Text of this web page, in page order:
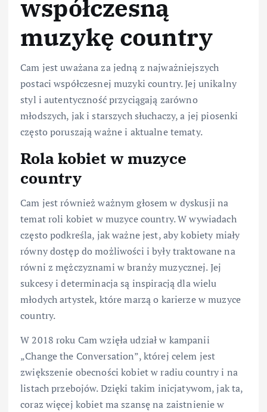
współczesną
muzykę country
Cam jest uważana za jedną z najważniejszych
postaci współczesnej muzyki country. Jej unikalny
styl i autentyczność przyciągają zarówno
młodszych, jak i starszych słuchaczy, a jej piosenki
często poruszają ważne i aktualne tematy.
Rola kobiet w muzyce
country
Cam jest również ważnym głosem w dyskusji na
temat roli kobiet w muzyce country. W wywiadach
często podkreśla, jak ważne jest, aby kobiety miały
równy dostęp do możliwości i były traktowane na
równi z mężczyznami w branży muzycznej. Jej
sukcesy i determinacja są inspiracją dla wielu
młodych artystek, które marzą o karierze w muzyce
country.
W 2018 roku Cam wzięła udział w kampanii
„Change the Conversation”, której celem jest
zwiększenie obecności kobiet w radiu country i na
listach przebojów. Dzięki takim inicjatywom, jak ta,
coraz więcej kobiet ma szansę na zaistnienie w